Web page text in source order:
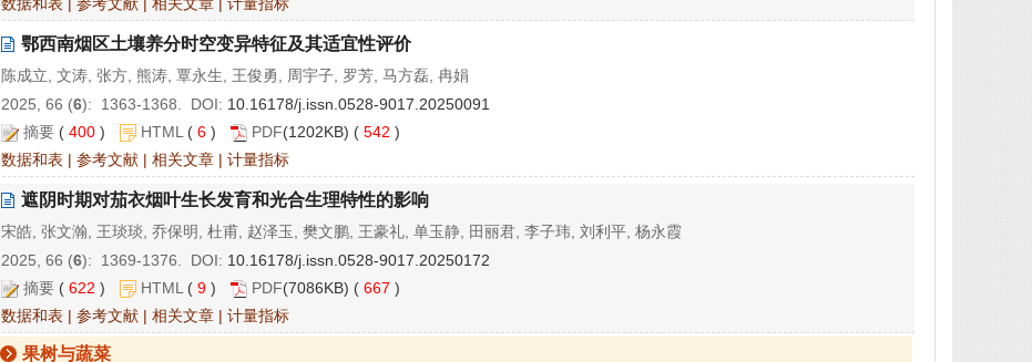
鄂西南烟区土壤养分时空变异特征及其适宜性评价
陈成立, 文涛, 张方, 熊涛, 覃永生, 王俊勇, 周宇子, 罗芳, 马方磊, 冉娟
2025, 66 (6): 1363-1368. DOI: 10.16178/j.issn.0528-9017.20250091
摘要 ( 400 ) HTML ( 6 ) PDF(1202KB) ( 542 )
数据和表 | 参考文献 | 相关文章 | 计量指标
遮阴时期对茄衣烟叶生长发育和光合生理特性的影响
宋皓, 张文瀚, 王琰琰, 乔保明, 杜甫, 赵泽玉, 樊文鹏, 王豪礼, 单玉静, 田丽君, 李子玮, 刘利平, 杨永霞
2025, 66 (6): 1369-1376. DOI: 10.16178/j.issn.0528-9017.20250172
摘要 ( 622 ) HTML ( 9 ) PDF(7086KB) ( 667 )
数据和表 | 参考文献 | 相关文章 | 计量指标
果树与蔬菜